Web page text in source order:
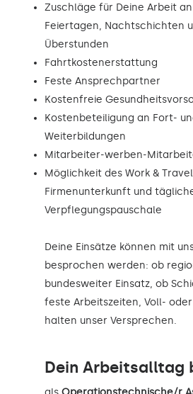
Zuschläge für Deine Arbeit
Feiertagen, Nachtschichten
Überstunden
Fahrtkostenerstattung
Feste Ansprechpartner
Kostenfreie
Kostenbeteiligung an Fort-
Weiterbildungen
Mitarbeiter-werben-
Möglichkeit des Work &
Firmenunterkunft und
Verpflegungspauschale
Deine Einsätze können mit
besprochen werden: ob
bundesweiter Einsatz, ob
feste Arbeitszeiten, Voll-
halten unser Versprechen.
Dein Arbeitsalltag